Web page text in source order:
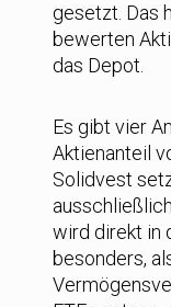
gesetzt. Das
bewerten
das Depot.
Es gibt vier
Aktienanteil
Solidvest
wird direkt in
besonders,